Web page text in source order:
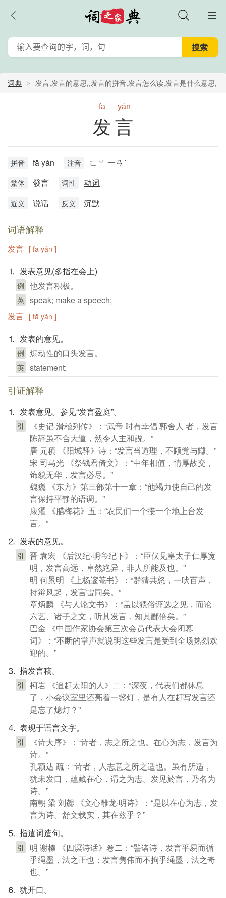
词典 发言,发言的意思,,发言的拼音,发言怎么读,发言是什么意思,
fā yán
发言
拼音 fā yán 注音 ㄈㄚ 一ㄢˊ
繁体 發言 词性 动词
近义 说话 反义 沉默
词语解释
发言 [ fā yán ]
⒈ 发表意见(多指在会上)
例 他发言积极。
英 speak; make a speech;
发言 [ fā yán ]
⒈ 发表的意见。
例 煽动性的口头发言。
英 statement;
引证解释
⒈ 发表意见。参见“发言盈庭”。
引
《史记·滑稽列传》：“武帝 时有幸倡 郭舍人 者，发言
陈辞虽不合大道，然令人主和説。”
唐 元稹 《阳城驿》诗：“发言当道理，不顾党与讎。”
宋 司马光 《祭钱君倚文》：“中年相值，情厚故交，
饰貌无华，发言必尽。”
魏巍 《东方》第三部第十一章：“他竭力使自己的发
言保持平静的语调。”
康濯 《腊梅花》五：“农民们一个接一个地上台发
言。”
⒉ 发表的意见。
引
晋 袁宏 《后汉纪·明帝纪下》：“臣伏见皇太子仁厚宽
明，发言高远，卓然絶异，非人所能及也。”
明 何景明 《上杨邃菴书》：“群猜共怒，一吠百声，
持辩风起，发言雷同矣。”
章炳麟 《与人论文书》：“盖以猥俗评选之见，而论
六艺、诸子之文，听其发言，知其鄙倍矣。”
巴金 《中国作家协会第三次会员代表大会闭幕
词》：“不断的掌声就说明这些发言是受到全场热烈欢
迎的。”
⒊ 指发言稿。
引
柯岩 《追赶太阳的人》二：“深夜，代表们都休息
了，小会议室里还亮着一盏灯，是有人在赶写发言还
是忘了熄灯？”
⒋ 表现于语言文字。
引
《诗大序》：“诗者，志之所之也。在心为志，发言为
诗。”
孔颖达 疏：“诗者，人志意之所之适也。虽有所适，
犹未发口，藴藏在心，谓之为志。发见於言，乃名为
诗。”
南朝 梁 刘勰 《文心雕龙·明诗》：“是以在心为志，发
言为诗。舒文载实，其在兹乎？”
⒌ 指遣词造句。
引
明 谢榛 《四溟诗话》卷二：“譬诸诗，发言平易而循
乎绳墨，法之正也；发言隽伟而不拘乎绳墨，法之奇
也。”
⒍ 犹开口。